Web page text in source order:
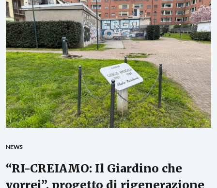
NEWS
“RI-CREIAMO: Il Giardino che
vorrei”, progetto di rigenerazione